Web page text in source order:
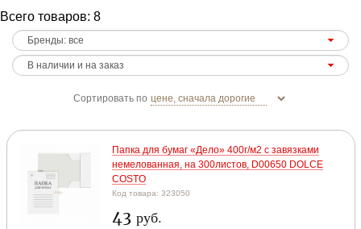
Всего товаров: 8
Сортировать по
Папка для бумаг «Дело» 400г/м2 с завязками
немелованная, на 300листов, D00650 DOLCE
COSTO
Код товара: 323050
43 руб.